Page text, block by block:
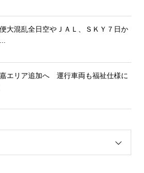
大混乱全日空やＪＡＬ、ＳＫＹ７日か
エリア追加へ 運行車両も福祉仕様に